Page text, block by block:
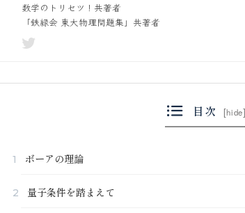
数学のトリセツ！共著者
「鉄緑会 東大物理問題集」共著者
目次 [hide]
1 ボーアの理論
2 量子条件を踏まえて